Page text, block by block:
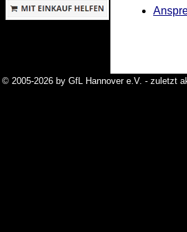
© 2005-2026 by GfL Hannover e.V. - zuletzt